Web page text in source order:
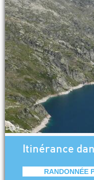
Itinérance
RANDONNÉE